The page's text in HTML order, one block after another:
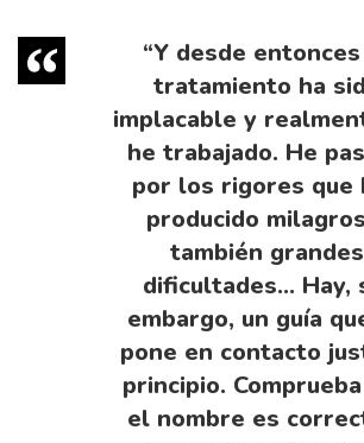
“Y desde
tratamiento ha
implacable y
he trabajado. He
por los rigores que
producido
también grandes
dificultades… Hay,
embargo, un guía
pone en contacto
principio.
el nombre es